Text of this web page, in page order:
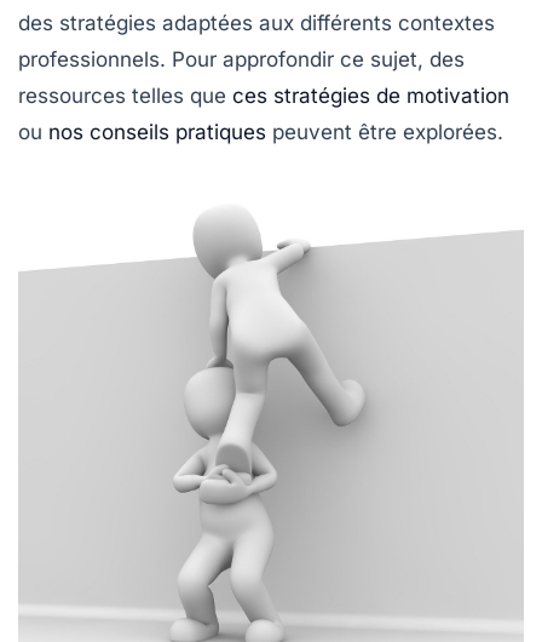
des stratégies adaptées aux différents contextes
professionnels. Pour approfondir ce sujet, des
ressources telles que ces stratégies de motivation
ou nos conseils pratiques peuvent être explorées.